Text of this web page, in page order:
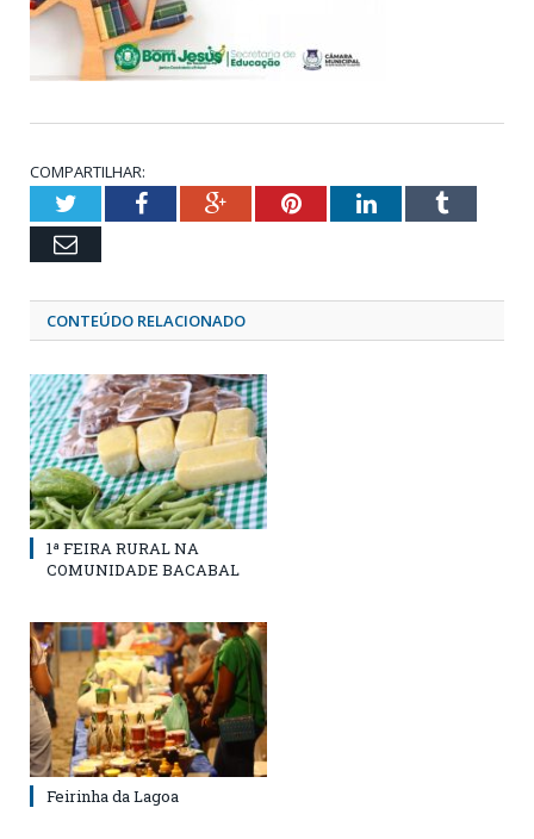
COMPARTILHAR:
TwitterFacebookGoogle+PinterestLinkedInTumblr
Email
CONTEÚDO RELACIONADO
1ª FEIRA RURAL NA
COMUNIDADE BACABAL
Feirinha da Lagoa